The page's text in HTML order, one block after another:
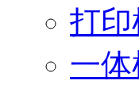
打印
一体